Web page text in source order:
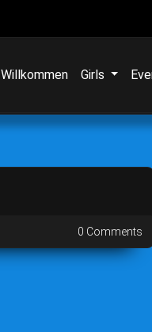
Willkommen Girls
0 Comments